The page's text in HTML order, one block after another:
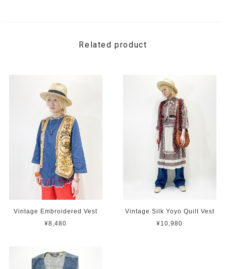
Related product
Vintage Embroidered Vest
¥8,480
Vintage Silk Yoyo Quilt Vest
¥10,980